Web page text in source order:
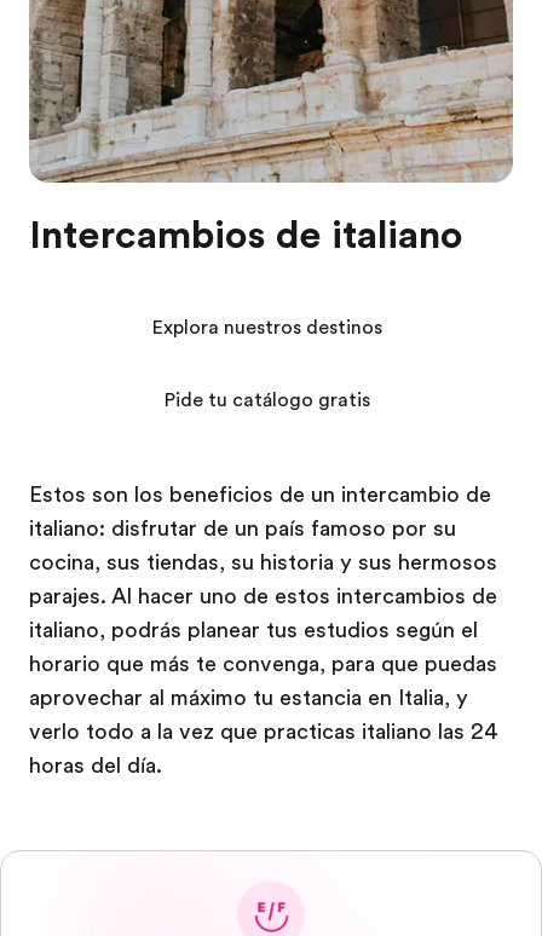
Trabajos
Únete al equipo
Intercambios de italiano
Estos son los beneficios de un intercambio de
italiano: disfrutar de un país famoso por su
cocina, sus tiendas, su historia y sus hermosos
parajes. Al hacer uno de estos intercambios de
italiano, podrás planear tus estudios según el
horario que más te convenga, para que puedas
aprovechar al máximo tu estancia en Italia, y
verlo todo a la vez que practicas italiano las 24
horas del día.
Explora nuestros destinos
Pide tu catálogo gratis